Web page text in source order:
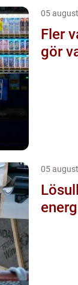
05
Fler
gör
05